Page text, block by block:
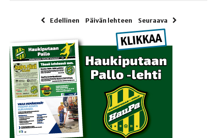
Edellinen Päivän lehteen Seuraava